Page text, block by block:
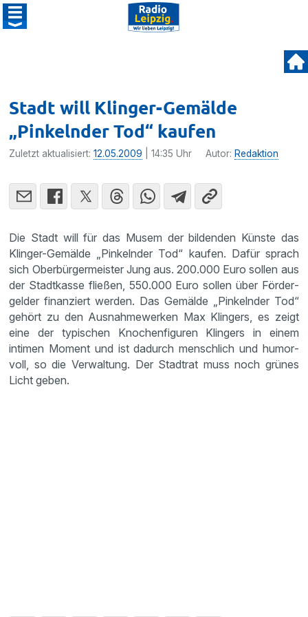
Stadt will Klinger-Gemälde
„Pinkelnder Tod“ kaufen
Zuletzt aktualisiert:12.05.2009 | 14:35 Uhr Autor: Redaktion
Die Stadt will für das Musem der bildenden Künste das
Klinger-Gemälde „Pinkelnder Tod“ kaufen. Dafür sprach
sich Oberbür­ger­meister Jung aus. 200.000 Euro sollen aus
der Stadt­kasse fließen, 550.000 Euro sollen über Förder­
gelder finan­ziert werden. Das Gemälde „Pinkelnder Tod“
gehört zu den Ausnah­me­werken Max Klingers, es zeigt
eine der typischen Knochen­fi­guren Klingers in einem
intimen Moment und ist dadurch mensch­lich und humor­
voll, so die Verwal­tung. Der Stadtrat muss noch grünes
Licht geben.